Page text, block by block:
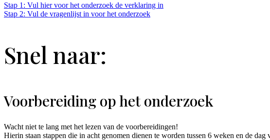
Stap 1: Vul hier voor het onderzoek de verklaring in
Stap 2: Vul de vragenlijst in voor het onderzoek
Snel naar:
Voorbereiding op het onderzoek
Wacht niet te lang met het lezen van de voorbereidingen!
Hierin staan stappen die in acht genomen dienen te worden tussen 6 weken en de dag